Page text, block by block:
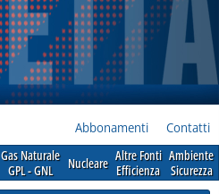
Abbonamenti Contatti
Gas Naturale
GPL - GNL
Nucleare Altre Fonti
Efficienza
Ambiente
Sicurezza